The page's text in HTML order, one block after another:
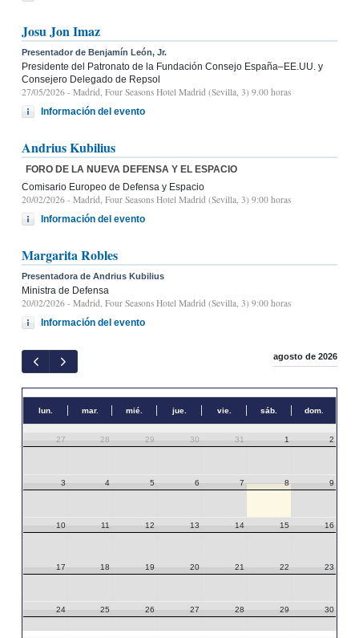
Josu Jon Imaz
Presentador de Benjamín León, Jr.
Presidente del Patronato de la Fundación Consejo España–EE.UU. y
Consejero Delegado de Repsol
27/05/2026 - Madrid, Four Seasons Hotel Madrid (Sevilla, 3) 9.00 horas
Información del evento
Andrius Kubilius
FORO DE LA NUEVA DEFENSA Y EL ESPACIO
Comisario Europeo de Defensa y Espacio
20/02/2026 - Madrid, Four Seasons Hotel Madrid (Sevilla, 3) 9:00 horas
Información del evento
Margarita Robles
Presentadora de Andrius Kubilius
Ministra de Defensa
20/02/2026 - Madrid, Four Seasons Hotel Madrid (Sevilla, 3) 9:00 horas
Información del evento
agosto de 2026
lun. mar. mié. jue. vie. sáb. dom.
27 28 29 30 31 1 2
3 4 5 6 7 8 9
10 11 12 13 14 15 16
17 18 19 20 21 22 23
24 25 26 27 28 29 30